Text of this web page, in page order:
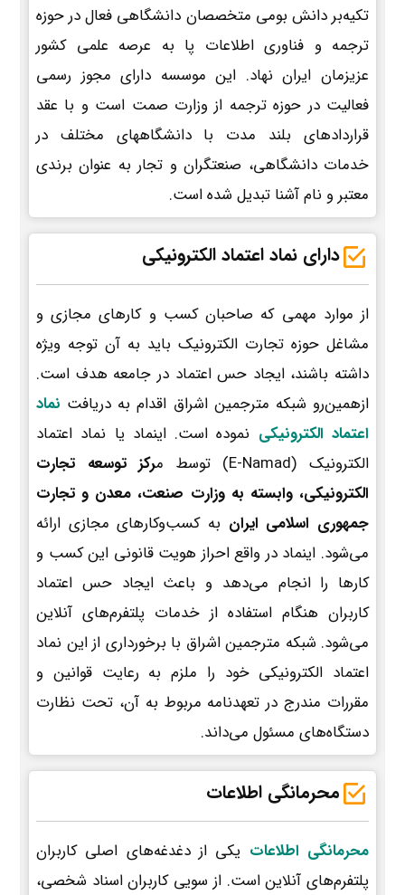
تکیه‌بر دانش بومی متخصصان دانشگاهی فعال در حوزه
ترجمه و فناوری اطلاعات پا به عرصه علمی کشور
عزیزمان ایران نهاد. این موسسه دارای مجوز رسمی
فعالیت در حوزه ترجمه از وزارت صمت است و با عقد
قراردادهای بلند مدت با دانشگاههای مختلف در
خدمات دانشگاهی، صنعتگران و تجار به عنوان برندی
معتبر و نام آشنا تبدیل شده است.
دارای نماد اعتماد الکترونیکی
از موارد مهمی که صاحبان کسب و کارهای مجازی و
مشاغل حوزه تجارت الکترونیک باید به آن توجه ویژه
داشته باشند، ایجاد حس اعتماد در جامعه هدف است.
ازهمین‌رو شبکه مترجمین اشراق اقدام به دریافت نماد
اعتماد الکترونیکی نموده است. اینماد یا نماد اعتماد
الکترونیک (E-Namad) توسط م
رکز توسعه تجارت
الکترونیکی، وابسته به وزارت صنعت، معدن و تجارت
جمهوری اسلامی ایران به کسب‌وکارهای مجازی ارائه
می‌شود. اینماد در واقع احراز هویت قانونی این کسب و
کارها را انجام می‌دهد و باعث ایجاد حس اعتماد
کاربران هنگام استفاده از خدمات پلتفرم‌های آنلاین
می‌شود. شبکه مترجمین اشراق با برخورداری از این نماد
اعتماد الکترونیکی خود را ملزم به رعایت قوانین و
مقررات مندرج در تعهدنامه مربوط به آن، تحت نظارت
دستگاه‌های مسئول می‌داند.
محرمانگی اطلاعات
محرمانگی اطلاعات یکی از دغدغه‌های اصلی کاربران
پلتفرم‌های آنلاین است. از سویی کاربران اسناد شخصی،